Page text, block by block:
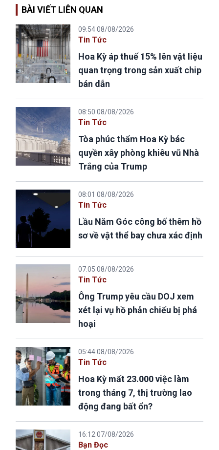
BÀI VIẾT LIÊN QUAN
09:54 08/08/2026
Tin Tức
Hoa Kỳ áp thuế 15% lên vật liệu
quan trọng trong sản xuất chip
bán dẫn
08:50 08/08/2026
Tin Tức
Tòa phúc thẩm Hoa Kỳ bác
quyền xây phòng khiêu vũ Nhà
Trắng của Trump
08:01 08/08/2026
Tin Tức
Lầu Năm Góc công bố thêm hồ
sơ về vật thể bay chưa xác định
07:05 08/08/2026
Tin Tức
Ông Trump yêu cầu DOJ xem
xét lại vụ hồ phản chiếu bị phá
hoại
05:44 08/08/2026
Tin Tức
Hoa Kỳ mất 23.000 việc làm
trong tháng 7, thị trường lao
động đang bất ổn?
16:12 07/08/2026
Bạn Đọc